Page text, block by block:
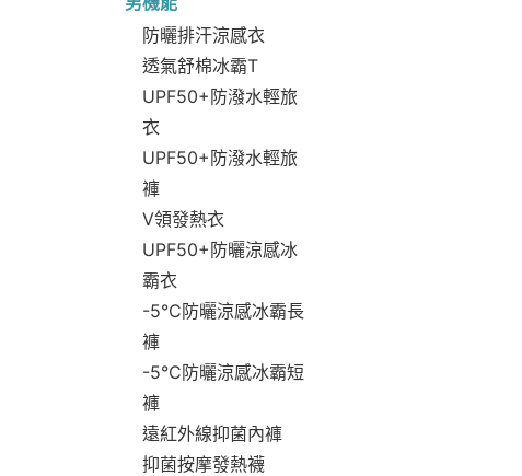
防曬排汗涼感衣
透氣舒棉冰霸T
UPF50+防潑水輕旅
衣
UPF50+防潑水輕旅
褲
V領發熱衣
UPF50+防曬涼感冰
霸衣
-5°C防曬涼感冰霸長
褲
-5°C防曬涼感冰霸短
褲
遠紅外線抑菌內褲
抑菌按摩發熱襪